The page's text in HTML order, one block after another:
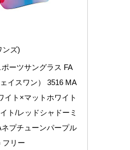
ンズ)
ーツサングラス FA
イスワン） 3516 MA
イト×マットホワイト
ト/レッドシャドーミ
プチューンパープル
フリー